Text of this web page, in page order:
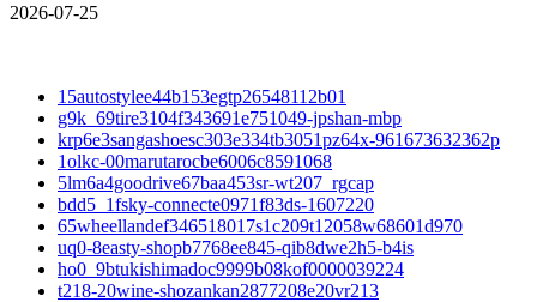
2026-07-25
15autostylee44b153egtp26548112b01
g9k_69tire3104f343691e751049-jpshan-mbp
krp6e3sangashoesc303e334tb3051pz64x-961673632362p
1olkc-00marutarocbe6006c8591068
5lm6a4goodrive67baa453sr-wt207_rgcap
bdd5_1fsky-connecte0971f83ds-1607220
65wheellandef346518017s1c209t12058w68601d970
uq0-8easty-shopb7768ee845-qib8dwe2h5-b4is
ho0_9btukishimadoc9999b08kof0000039224
t218-20wine-shozankan2877208e20vr213